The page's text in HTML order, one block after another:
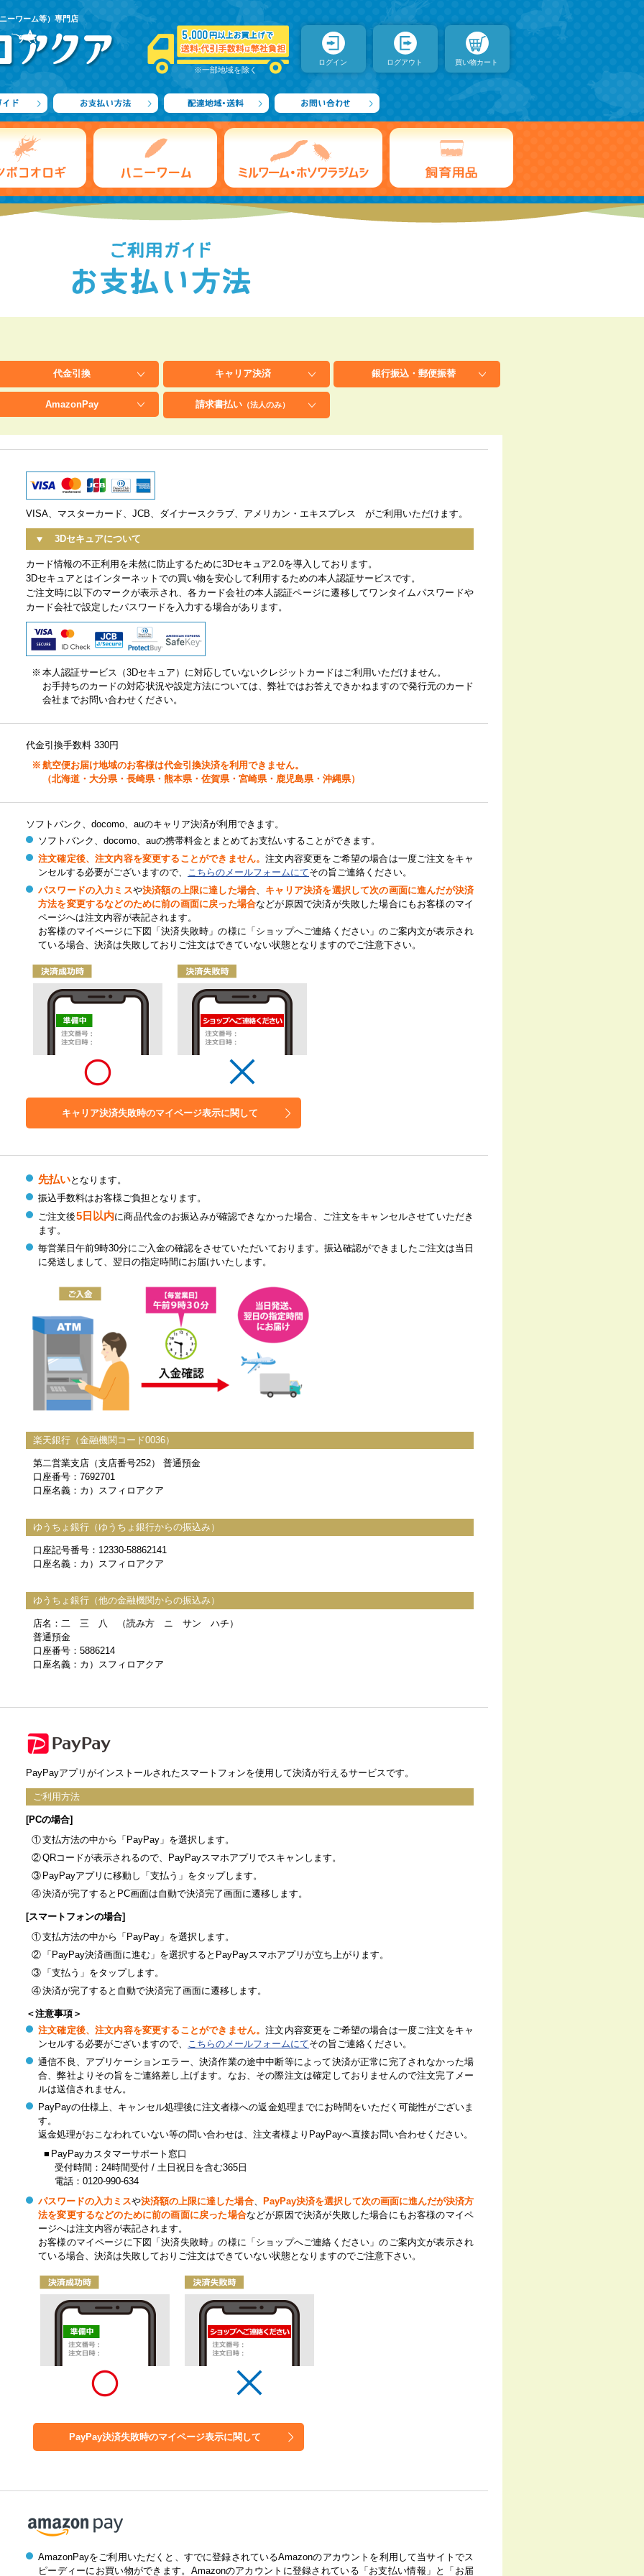
ーワーム等）専門店
※一部地域を除く
代金引換 キャリア決済 銀行振込・ 郵便振替
AmazonPay 請求書払い （法人のみ）
VISA、マスターカード、JCB、ダイナースクラブ、アメリカン・エキスプレス がご利用いただけます。
3Dセキュアについて
カード情報の不正利用を未然に防止するために3Dセキュア2.0を導入しております。
3Dセキュアとはインターネットでの買い物を安心して利用するための本人認証サービスです。
ご注文時に以下のマークが表示され、各カード会社の本人認証ページに遷移してワンタイムパスワードや
カード会社で設定したパスワードを入力する場合があります。
※ 本人認証サービス（3Dセキュア）に対応していないクレジットカードはご利用いただけません。
お手持ちのカードの対応状況や設定方法については、弊社ではお答えできかねますので発行元のカード
会社までお問い合わせください。
代金引換手数料 330円
※ 航空便お届け地域のお客様は代金引換決済を利用できません。
（北海道・大分県・長崎県・熊本県・佐賀県・宮崎県・鹿児島県・沖縄県）
ソフトバンク、docomo、auのキャリア決済が利用できます。
ソフトバンク、docomo、auの携帯料金とまとめてお支払いすることができます。
注文確定後、注文内容を変更することができません。注文内容変更をご希望の場合は一度ご注文をキャ
ンセルする必要がございますので、 こちらのメールフォームにてその旨ご連絡ください。
パスワードの入力ミスや決済額の上限に達した場合、 キャリア決済を選択して次の画面に進んだが決済
方法を変更するなどのために前の画面に戻った場合などが原因で決済が失敗した場合にもお客様のマイ
ページへは注文内容が表記されます。
お客様のマイページに下図「決済失敗時」の様に「ショップへご連絡ください」のご案内文が表示され
ている場合、決済は失敗しておりご注文はできていない状態となりますのでご注意下さい。
キャリア決済失敗時のマイページ表示に関して
先払いとなります。
振込手数料はお客様ご負担となります。
ご注文後5日以内に商品代金のお振込みが確認できなかった場合、ご注文をキャンセルさせていただき
ます。
毎営業日午前9時30分にご入金の確認をさせていただいております。振込確認ができましたご注文は当日
に発送しまして、翌日の指定時間にお届けいたします。
楽天銀行（金融機関コード0036）
第二営業支店（支店番号252） 普通預金
口座番号：7692701
口座名義：カ）スフィロアクア
ゆうちょ銀行（ゆうちょ銀行からの振込み）
口座記号番号：12330-58862141
口座名義：カ）スフィロアクア
ゆうちょ銀行（他の金融機関からの振込み）
店名：二 三 八 （読み方 ニ サン ハチ）
普通預金
口座番号：5886214
口座名義：カ）スフィロアクア
PayPayアプリがインストールされたスマートフォンを使用して決済が行えるサービスです。
ご利用方法
[PCの場合]
①支払方法の中から「PayPay」を選択します。
②QRコードが表示されるので、PayPayスマホアプリでスキャンします。
③ PayPayアプリに移動し「支払う」をタップします。
④決済が完了するとPC画面は自動で決済完了画面に遷移します。
[スマートフォンの場合]
①支払方法の中から「PayPay」を選択します。
②
「PayPay決済画面に進む」を選択するとPayPayスマホアプリが立ち上がります。
③
「支払う」をタップします。
④決済が完了すると自動で決済完了画面に遷移します。
＜注意事項＞
注文確定後、注文内容を変更することができません。注文内容変更をご希望の場合は一度ご注文をキャ
ンセルする必要がございますので、 こちらのメールフォームにてその旨ご連絡ください。
通信不良、アプリケーションエラー、決済作業の途中中断等によって決済が正常に完了されなかった場
合、弊社よりその旨をご連絡差し上げます。なお、その際注文は確定しておりませんので注文完了メー
ルは送信されません。
PayPayの仕様上、キャンセル処理後に注文者様への返金処理までにお時間をいただく可能性がございま
す。
返金処理がおこなわれていない等の問い合わせは、注文者様よりPayPayへ直接お問い合わせください。
■ PayPayカスタマーサポート窓口
受付時間：24時間受付 / 土日祝日を含む365日
電話：0120-990-634
パスワードの入力ミスや決済額の上限に達した場合、
PayPay決済を選択して次の画面に進んだが決済方
法を変更するなどのために前の画面に戻った場合などが原因で決済が失敗した場合にもお客様のマイペ
ージへは注文内容が表記されます。
お客様のマイページに下図「決済失敗時」の様に「ショップへご連絡ください」のご案内文が表示され
ている場合、決済は失敗しておりご注文はできていない状態となりますのでご注意下さい。
PayPay決済失敗時のマイページ表示に関して
AmazonPayをご利用いただくと、すでに登録されているAmazonのアカウントを利用して当サイトでス
ピーディーにお買い物ができます。Amazonのアカウントに登録されている「お支払い情報」と「お届